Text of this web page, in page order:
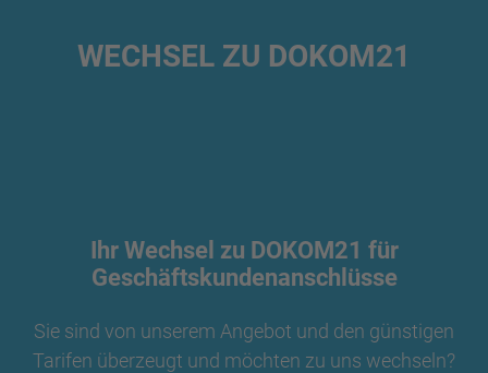
WECHSEL ZU DOKOM21
Ihr Wechsel zu DOKOM21 für
Geschäftskundenanschlüsse
Sie sind von unserem Angebot und den günstigen
Tarifen überzeugt und möchten zu uns wechseln?